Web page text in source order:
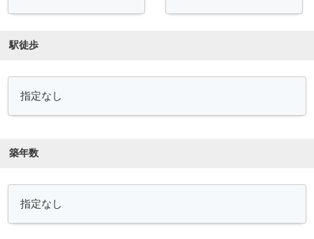
駅徒歩
築年数